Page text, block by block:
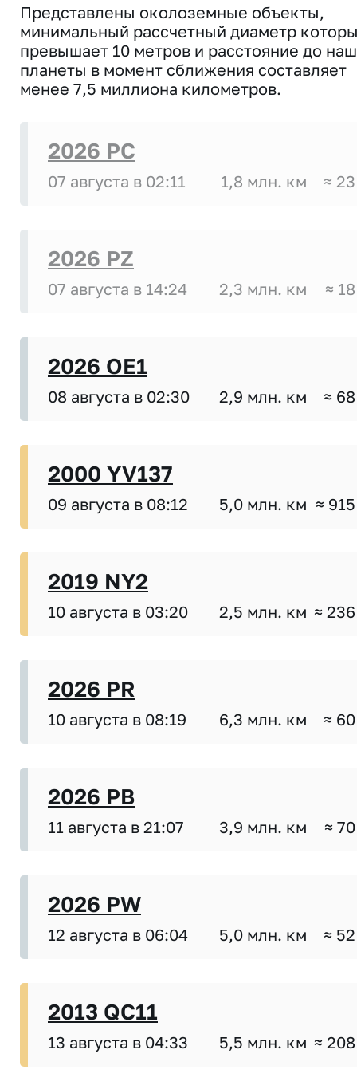
Представлены околоземные объекты,
минимальный рассчетный диаметр
превышает 10 метров и расстояние до
планеты в момент сближения составляет
менее 7,5 миллиона километров.
2026 PC
07 августа в 02:11 1,8 млн. км ≈
2026 PZ
07 августа в 14:24 2,3 млн. км ≈
2026 OE1
08 августа в 02:30 2,9 млн. км ≈
2000 YV137
09 августа в 08:12 5,0 млн. км ≈
2019 NY2
10 августа в 03:20 2,5 млн. км ≈
2026 PR
10 августа в 08:19 6,3 млн. км ≈
2026 PB
11 августа в 21:07 3,9 млн. км ≈
2026 PW
12 августа в 06:04 5,0 млн. км ≈
2013 QC11
13 августа в 04:33 5,5 млн. км ≈